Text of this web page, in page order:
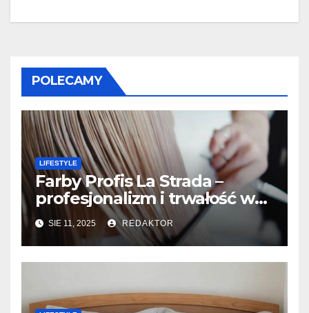
POLECAMY
LIFESTYLE
Farby Profis La Strada –
profesjonalizm i trwałość w
koloryzacji
SIE 11, 2025 REDAKTOR